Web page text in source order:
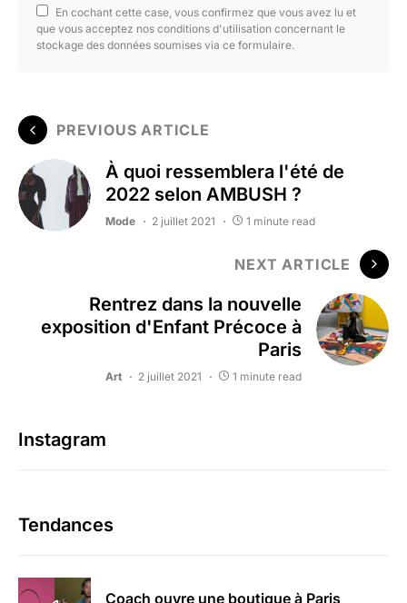
En cochant cette case, vous confirmez que vous avez lu et
que vous acceptez nos conditions d'utilisation concernant le
stockage des données soumises via ce formulaire.
PREVIOUS ARTICLE
À quoi ressemblera l'été de
2022 selon AMBUSH ?
Mode 2 juillet 2021 1 minute read
NEXT ARTICLE
Rentrez dans la nouvelle
exposition d'Enfant Précoce à
Paris
Art 2 juillet 2021 1 minute read
Instagram
Tendances
Coach ouvre une boutique à Paris